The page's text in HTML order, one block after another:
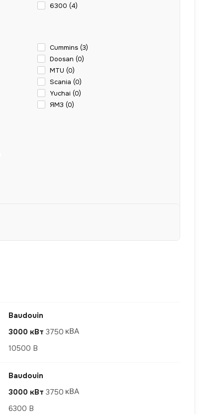
6300 (4)
Cummins (3)
Doosan (0)
MTU (0)
Scania (0)
Yuchai (0)
ЯМЗ (0)
Baudouin
3000 кВт 3750
10500 В
Baudouin
3000 кВт 3750
6300 В